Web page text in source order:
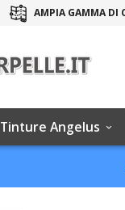
AMPIA GAMMA DI
Tinture Angelus